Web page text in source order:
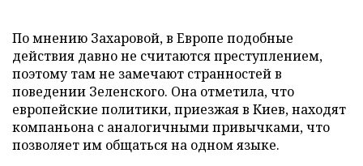
По мнению Захаровой, в Европе подобные
действия давно не считаются преступлением,
поэтому там не замечают странностей в
поведении Зеленского. Она отметила, что
европейские политики, приезжая в Киев, находят
компаньона с аналогичными привычками, что
позволяет им общаться на одном языке.